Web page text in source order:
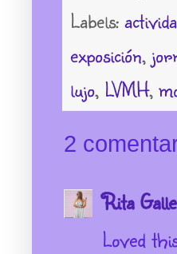
Labels:
exposición,
lujo, LVMH,
2
Rita
Loved